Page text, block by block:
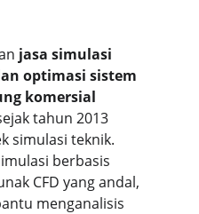
jasa simulasi
optimasi sistem
komersial
tahun 2013
simulasi teknik.
berbasis
CFD yang andal,
menganalisis